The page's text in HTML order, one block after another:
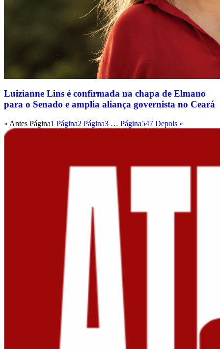
Luizianne Lins é confirmada na chapa de Elmano
para o Senado e amplia aliança governista no Ceará
« Antes Página1 Página2 Página3 … Página547 Depois »